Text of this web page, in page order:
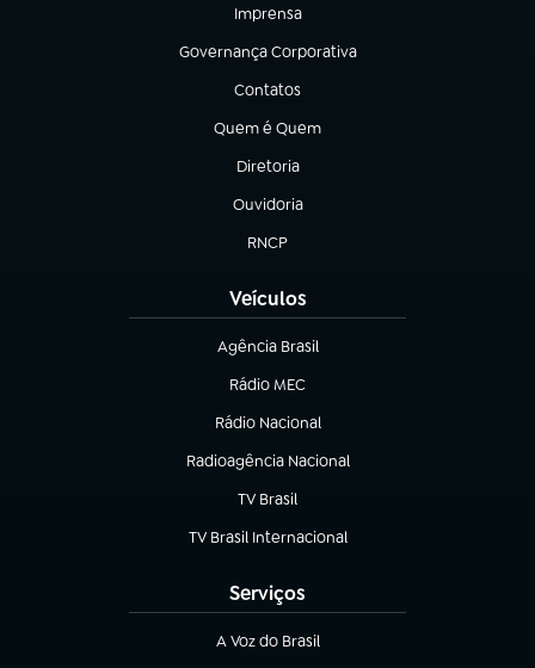
Imprensa
(abre em nova aba)
Governança Corporativa
(abre em nova aba)
Contatos
(abre em nova aba)
Quem é Quem
(abre em nova aba)
Diretoria
(abre em nova aba)
Ouvidoria
(abre em nova aba)
RNCP
(abre em nova aba)
Veículos
Agência Brasil
(abre em nova aba)
Rádio MEC
(abre em nova aba)
Rádio Nacional
Radioagência Nacional
(abre em nova aba)
TV Brasil
(abre em nova aba)
TV Brasil Internacional
(abre em nova aba)
Serviços
A Voz do Brasil
(abre em nova aba)